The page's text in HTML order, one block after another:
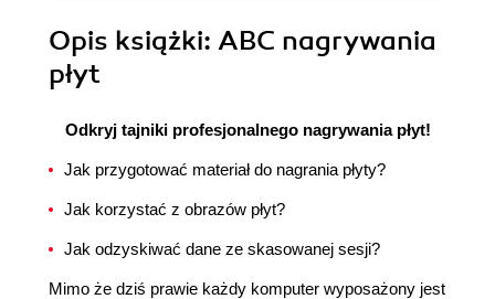
Opis książki: ABC nagrywania
płyt
Odkryj tajniki profesjonalnego nagrywania płyt!
Jak przygotować materiał do nagrania płyty?
Jak korzystać z obrazów płyt?
Jak odzyskiwać dane ze skasowanej sesji?
Mimo że dziś prawie każdy komputer wyposażony jest